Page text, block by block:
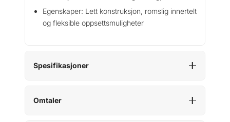
Egenskaper: Lett konstruksjon, romslig innertelt
og fleksible oppsettsmuligheter
Spesifikasjoner
Omtaler